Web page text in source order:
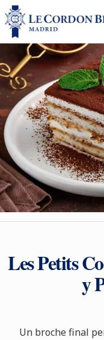
Les Petits
y
Un broche final